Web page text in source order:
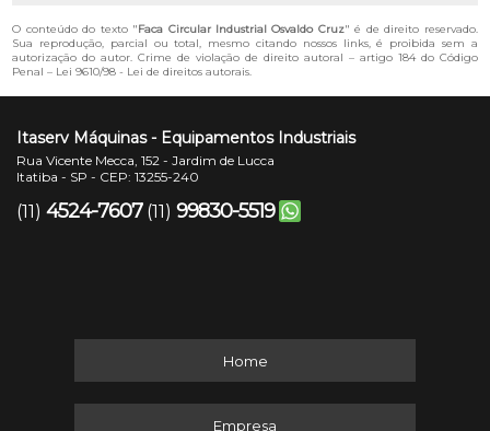
O conteúdo do texto "Faca Circular Industrial Osvaldo Cruz" é de direito reservado.
Sua reprodução, parcial ou total, mesmo citando nossos links, é proibida sem a
autorização do autor. Crime de violação de direito autoral – artigo 184 do Código
Penal – Lei 9610/98 - Lei de direitos autorais.
Itaserv Máquinas - Equipamentos Industriais
Rua Vicente Mecca, 152 - Jardim de Lucca
Itatiba - SP - CEP: 13255-240
(11) 4524-7607 (11) 99830-5519
Home
Empresa